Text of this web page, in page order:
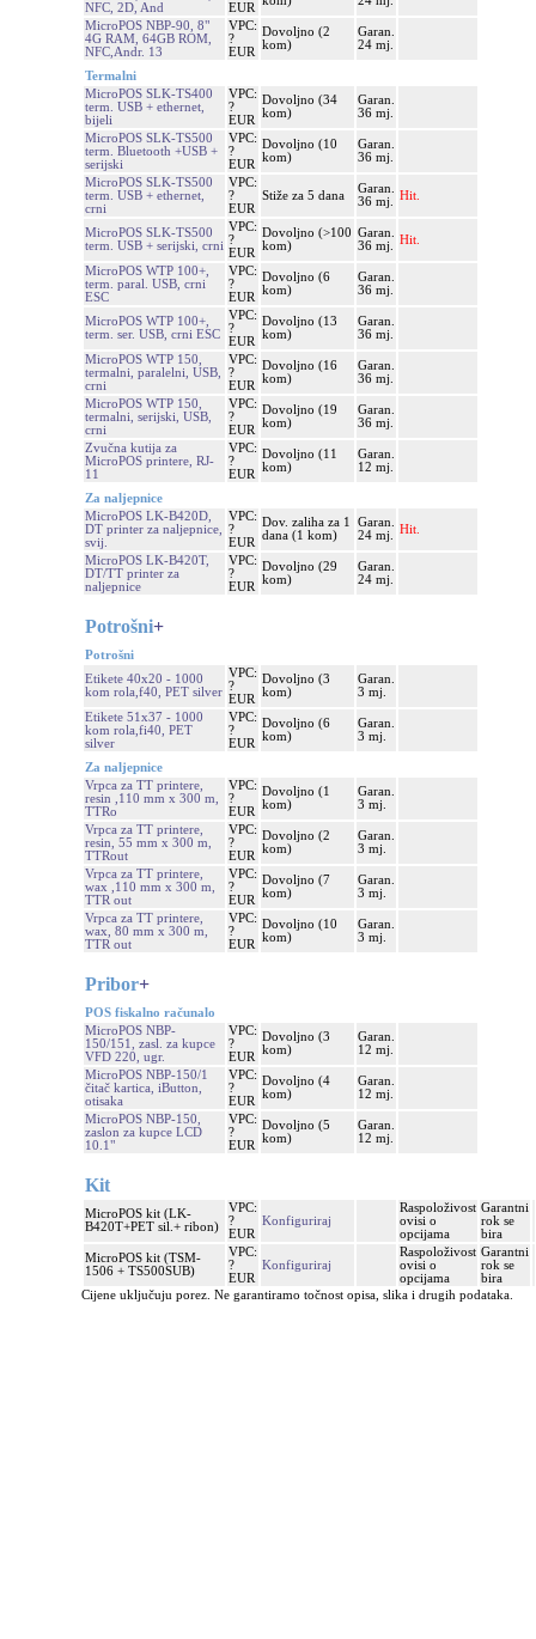
NFC, 2D, And
EUR
MicroPOS NBP-90, 8"
4G RAM, 64GB ROM,
NFC,Andr. 13
VPC:
?
EUR
Dovoljno (2
kom)
Garan.
24 mj.
Termalni
MicroPOS SLK-TS400
term. USB + ethernet,
bijeli
VPC:
?
EUR
Dovoljno (34
kom)
Garan.
36 mj.
MicroPOS SLK-TS500
term. Bluetooth +USB +
serijski
VPC:
?
EUR
Dovoljno (10
kom)
Garan.
36 mj.
MicroPOS SLK-TS500
term. USB + ethernet,
crni
VPC:
?
EUR
Stiže za 5 dana
Garan.
36 mj.
Hit.
MicroPOS SLK-TS500
term. USB + serijski, crni
VPC:
?
EUR
Dovoljno (>100
kom)
Garan.
36 mj.
Hit.
MicroPOS WTP 100+,
term. paral. USB, crni
ESC
VPC:
?
EUR
Dovoljno (6
kom)
Garan.
36 mj.
MicroPOS WTP 100+,
term. ser. USB, crni ESC
VPC:
?
EUR
Dovoljno (13
kom)
Garan.
36 mj.
MicroPOS WTP 150,
termalni, paralelni, USB,
crni
VPC:
?
EUR
Dovoljno (16
kom)
Garan.
36 mj.
MicroPOS WTP 150,
termalni, serijski, USB,
crni
VPC:
?
EUR
Dovoljno (19
kom)
Garan.
36 mj.
Zvučna kutija za
MicroPOS printere, RJ-
11
VPC:
?
EUR
Dovoljno (11
kom)
Garan.
12 mj.
Za naljepnice
MicroPOS LK-B420D,
DT printer za naljepnice,
svij.
VPC:
?
EUR
Dov. zaliha za 1
dana (1 kom)
Garan.
24 mj.
Hit.
MicroPOS LK-B420T,
DT/TT printer za
naljepnice
VPC:
?
EUR
Dovoljno (29
kom)
Garan.
24 mj.
Potrošni+
Potrošni
Etikete 40x20 - 1000
kom rola,f40, PET silver
VPC:
?
EUR
Dovoljno (3
kom)
Garan.
3 mj.
Etikete 51x37 - 1000
kom rola,fi40, PET
silver
VPC:
?
EUR
Dovoljno (6
kom)
Garan.
3 mj.
Za naljepnice
Vrpca za TT printere,
resin ,110 mm x 300 m,
TTRo
VPC:
?
EUR
Dovoljno (1
kom)
Garan.
3 mj.
Vrpca za TT printere,
resin, 55 mm x 300 m,
TTRout
VPC:
?
EUR
Dovoljno (2
kom)
Garan.
3 mj.
Vrpca za TT printere,
wax ,110 mm x 300 m,
TTR out
VPC:
?
EUR
Dovoljno (7
kom)
Garan.
3 mj.
Vrpca za TT printere,
wax, 80 mm x 300 m,
TTR out
VPC:
?
EUR
Dovoljno (10
kom)
Garan.
3 mj.
Pribor+
POS fiskalno računalo
MicroPOS NBP-
150/151, zasl. za kupce
VFD 220, ugr.
VPC:
?
EUR
Dovoljno (3
kom)
Garan.
12 mj.
MicroPOS NBP-150/1
čitač kartica, iButton,
otisaka
VPC:
?
EUR
Dovoljno (4
kom)
Garan.
12 mj.
MicroPOS NBP-150,
zaslon za kupce LCD
10.1"
VPC:
?
EUR
Dovoljno (5
kom)
Garan.
12 mj.
Kit
MicroPOS kit (LK-
B420T+PET sil.+ ribon)
VPC:
?
EUR
Konfiguriraj
Raspoloživost
ovisi o
opcijama
Garantni
rok se
bira
MicroPOS kit (TSM-
1506 + TS500SUB)
VPC:
?
EUR
Konfiguriraj
Raspoloživost
ovisi o
opcijama
Garantni
rok se
bira
Cijene uključuju porez. Ne garantiramo točnost opisa, slika i drugih podataka.